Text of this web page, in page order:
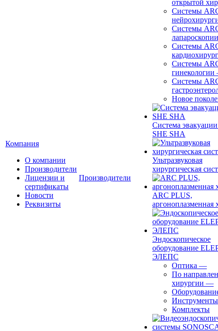
Компания
О компании
Производители
Лицензии и
сертификаты
Новости
Реквизиты
Производители
открытой
Системы
Системы
лапароскопии
Системы
Системы
гинекологии
Системы
Новое
Система
SHE SHA
Ультразвуковая
хирургическая
ARC PLUS,
аргоноплазменная
Эндоскопическое
оборудование
ЭЛЕПС
Оптика —
По
хирургии —
Инструменты
Комплекты